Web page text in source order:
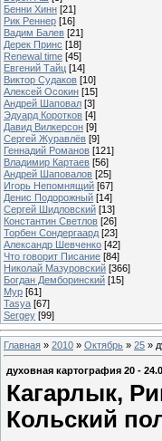
Бенни Хинн [21]
Рик Реннер [16]
Вадим Балев [21]
Дерек Принс [18]
Renewal time [45]
Евгений Тайц [14]
Виктор Судаков [10]
Алексей Осокин [15]
Андрей Шаповал [3]
Эдуард Коротков [4]
Давид Вилкерсон [9]
Сергей Журавлёв [9]
Геннадий Романов [121]
Владимир Картаев [56]
Андрей Шаповалов [25]
Игорь Непомнящий [67]
Денис Подорожный [14]
Сергей Шидловский [13]
Константин Светлов [26]
Торбен Сондергаард [23]
Александр Шевченко [42]
Что говорит Писание [84]
Николай Мазуровский [366]
Богдан Демборинский [15]
Мур [61]
Tasya [67]
Sergey [99]
Главная » 2010 » Октябрь » 25 »
духовная картография 20 -
Кагарлык,
Кольский